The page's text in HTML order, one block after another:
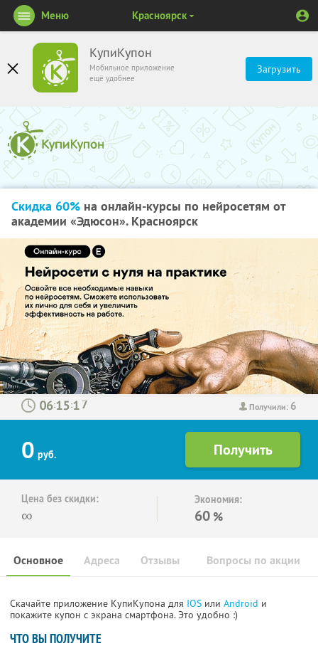
КупиКупон
Мобильное приложение
ещё удобнее
Загрузить
Меню Красноярск
Скидка 60% на онлайн-курсы по нейросетям от
академии «Эдюсон». Красноярск
Получили: 6
: :
0 руб.
Цена без скидки:
∞
Экономия:
60 %
Основное Отзывы Вопросы по акции
Адреса
Скачайте приложение КупиКупона для IOS или Android и
покажите купон с экрана смартфона. Это удобно :)
ЧТО ВЫ ПОЛУЧИТЕ